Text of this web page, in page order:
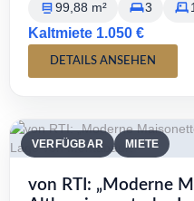
99,88 m² 3
Kaltmiete 1.050 €
DETAILS ANSEHEN
VERFÜGBAR MIETE
von RTI: „Moderne